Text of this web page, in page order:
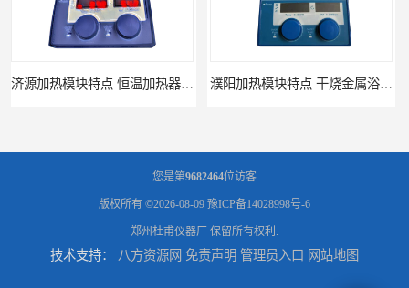
合成反应釜
您是第9682464位访客
版权所有 ©2026-08-09 豫ICP备14028998号-6
郑州杜甫仪器厂 保留所有权利.
技术支持： 八方资源网 免责声明 管理员入口 网站地图